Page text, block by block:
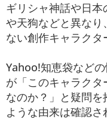
ギリシャ神話や日
や天狗などと異な
ない創作キャラクタ
Yahoo!知恵袋など
が「このキャラク
なのか？」と疑問
ような由来は確認さ